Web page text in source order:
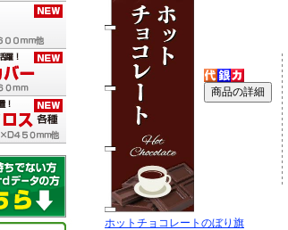
ホットチョコレートのぼり旗